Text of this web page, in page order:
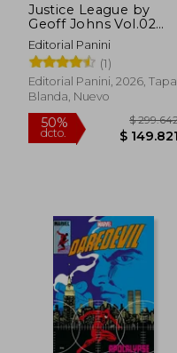
Justice League by
Geoff Johns Vol.02
(DC Omnibus)
Editorial Panini
(1)
Editorial Panini, 2026, Tapa
Blanda, Nuevo